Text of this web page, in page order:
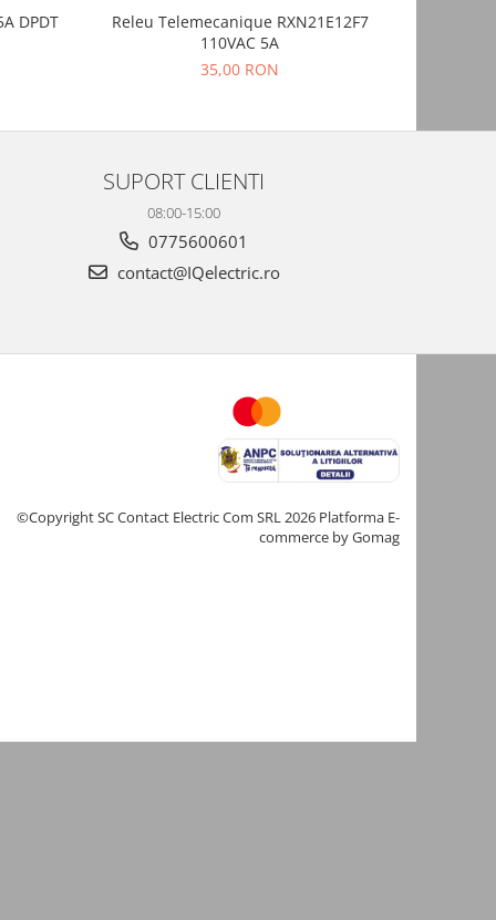
DPDT
Releu Telemecanique RXN21E12F7
110VAC 5A
35,00 RON
SUPORT CLIENTI
08:00-15:00
0775600601
contact@IQelectric.ro
©Copyright SC Contact Electric Com SRL 2026 Platforma E-
commerce by Gomag